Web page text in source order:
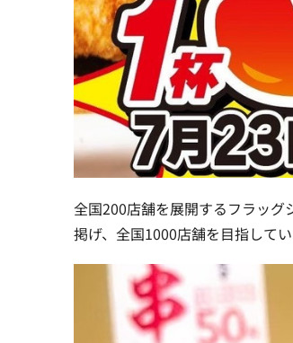
全国200店舗を展開するフラッ
掲げ、全国1000店舗を目指してい